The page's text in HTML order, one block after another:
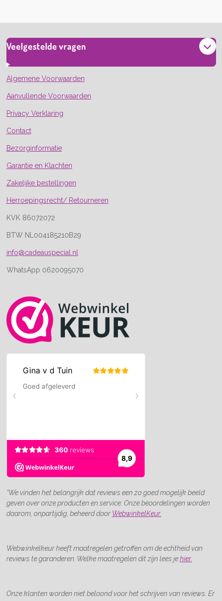
Veelgestelde vragen
Algemene Voorwaarden
Aanvullende Voorwaarden
Privacy Verklaring
Contact
Bezorginformatie
Garantie en Klachten
Zakelijke bestellingen
Herroepingsrecht/ Retourneren
KVK 86072072
BTW NL004185210B29
info@cadeauspecial.nl
WhatsApp 0620095070
“We vinden het belangrijk dat reviews een zo goed mogelijk beeld
geven over onze producten en service. Onze beoordelingen worden
daarom, onpartijdig, beheerd door WebwinkelKeur.
Webwinkelkeur heeft maatregelen getroffen om de echtheid van
reviews te garanderen. Welke maatregelen dit zijn lees je hier.
Onze klanten worden niet beloond voor het schrijven van reviews. Er